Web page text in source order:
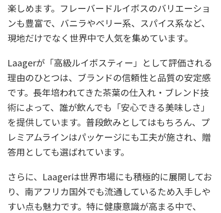
楽しめます。フレーバードルイボスのバリエーショ
ンも豊富で、バニラやベリー系、スパイス系など、
現地だけでなく世界中で人気を集めています。
Laagerが「高級ルイボスティー」として評価される
理由のひとつは、ブランドの信頼性と品質の安定感
です。長年培われてきた茶葉の仕入れ・ブレンド技
術によって、誰が飲んでも「安心できる美味しさ」
を提供しています。普段飲みとしてはもちろん、プ
レミアムラインはパッケージにも工夫が施され、贈
答用としても選ばれています。
さらに、Laagerは世界市場にも積極的に展開してお
り、南アフリカ国外でも流通しているため入手しや
すい点も魅力です。特に健康意識が高まる中で、